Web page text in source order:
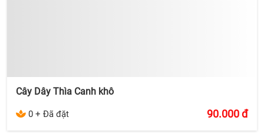
Cây Dây Thìa Canh khô
0 + Đã đặt 90.000đ